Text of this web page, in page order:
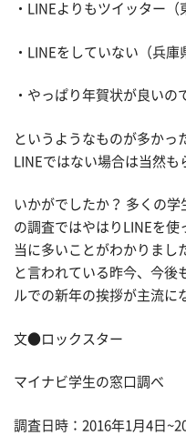
・LINEよりもツイッター（
・LINEをしていない（兵庫
・やっぱり年賀状が良いの
というようなものが多かっ
LINEではない場合は当然も
いかがでしたか？ 多くの学
の調査ではやはりLINEを
当に多いことがわかりまし
と言われている昨今、今後
ルでの新年の挨拶が主流に
文●ロックスター
マイナビ学生の窓口調べ
調査日時：2016年1月4日